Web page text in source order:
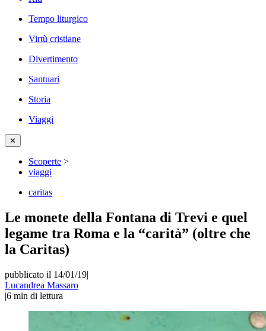
Tempo liturgico
Virtù cristiane
Divertimento
Santuari
Storia
Viaggi
✕
Scoperte >
viaggi
caritas
Le monete della Fontana di Trevi e quel
legame tra Roma e la “carità” (oltre che
la Caritas)
pubblicato il 14/01/19|
Lucandrea Massaro
|6 min di lettura